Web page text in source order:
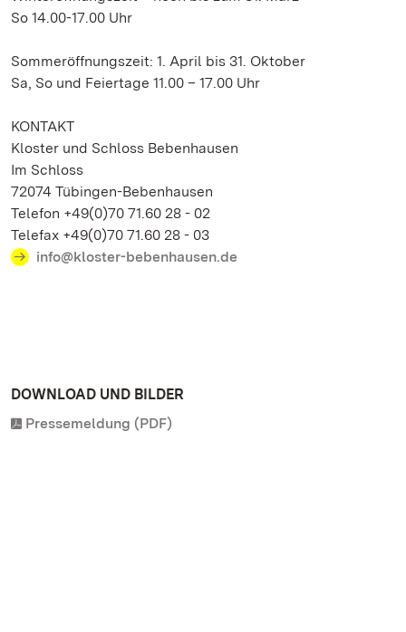
So 14.00-17.00 Uhr
Sommeröffnungszeit: 1. April bis 31. Oktober
Sa, So und Feiertage 11.00 – 17.00 Uhr
KONTAKT
Kloster und Schloss Bebenhausen
Im Schloss
72074 Tübingen-Bebenhausen
Telefon +49(0)70 71.60 28 - 02
Telefax +49(0)70 71.60 28 - 03
info@kloster-bebenhausen.de
DOWNLOAD UND BILDER
Pressemeldung (PDF)